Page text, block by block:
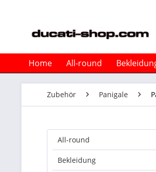
Home All-round
Zubehör Panigale
All-round
Bekleidung